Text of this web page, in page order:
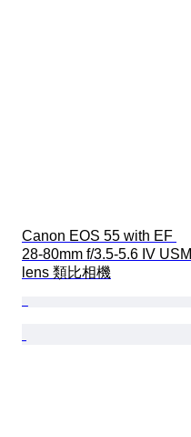
Canon EOS 55 with EF
28-80mm f/3.5-5.6 IV USM
lens 類比相機